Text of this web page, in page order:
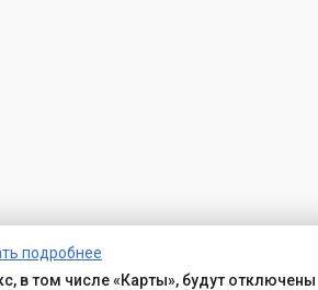
подробнее
в том числе «Карты», будут отключены